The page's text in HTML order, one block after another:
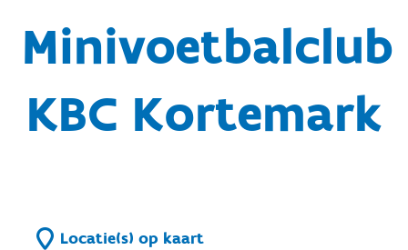
Minivoetbalclub
KBC Kortemark
Locatie(s) op kaart